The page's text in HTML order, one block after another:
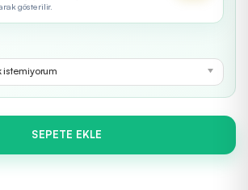
gösterilir.
istemiyorum
SEPETE EKLE